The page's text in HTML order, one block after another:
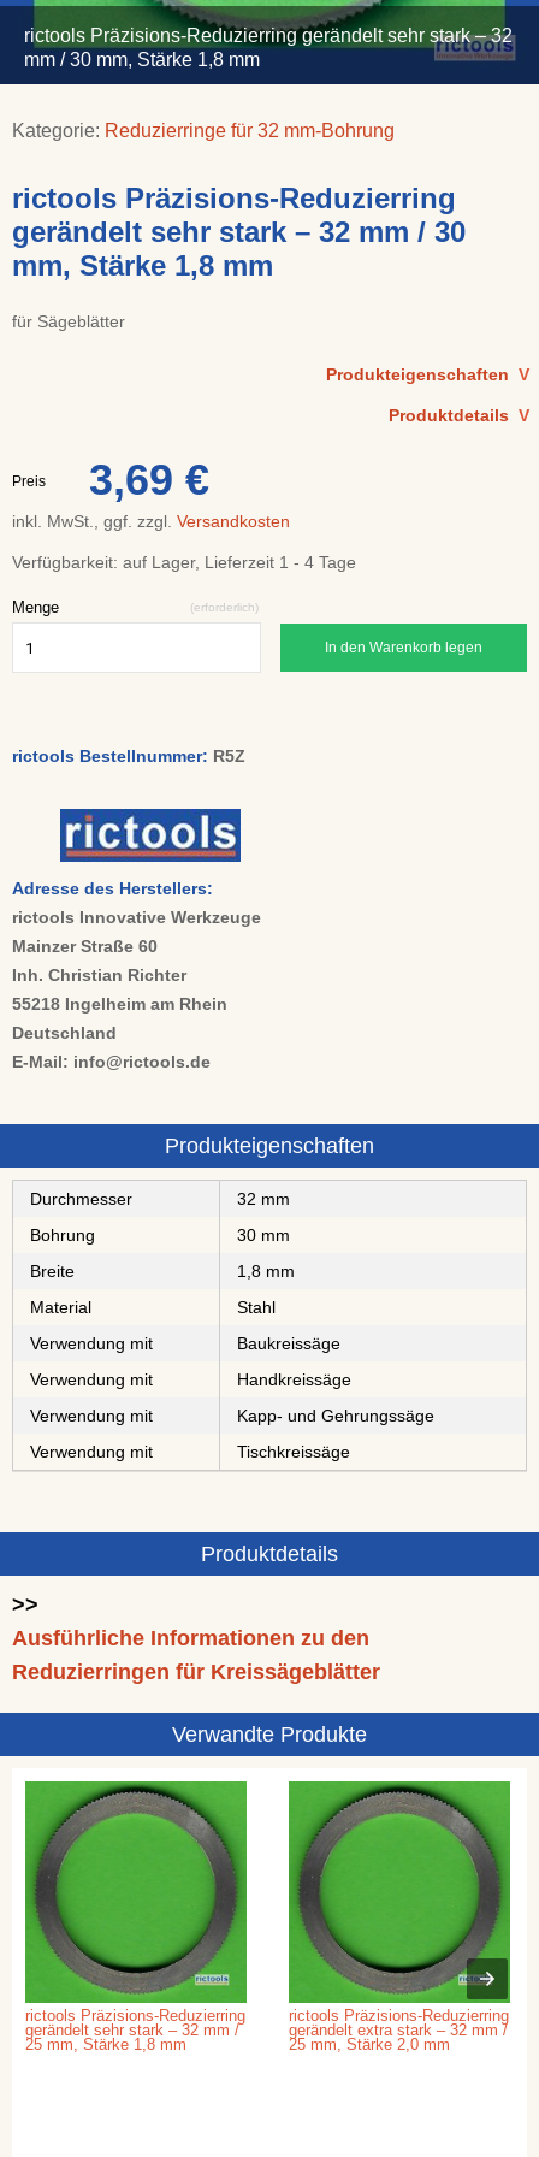
rictools Präzisions-Reduzierring gerändelt sehr stark – 32
mm / 30 mm, Stärke 1,8 mm
Kategorie: Reduzierringe für 32 mm-Bohrung
rictools Präzisions-Reduzierring
gerändelt sehr stark – 32 mm / 30
mm, Stärke 1,8 mm
für Sägeblätter
Produkteigenschaften V
Produktdetails V
Preis 3,69 €
inkl. MwSt., ggf. zzgl. Versandkosten
Verfügbarkeit: auf Lager, Lieferzeit 1 - 4 Tage
Menge (erforderlich)
In den Warenkorb legen
rictools Bestellnummer: R5Z
Adresse des Herstellers:
rictools Innovative Werkzeuge
Mainzer Straße 60
Inh. Christian Richter
55218 Ingelheim am Rhein
Deutschland
E-Mail: info@rictools.de
Produkteigenschaften
Durchmesser
32 mm
Bohrung
30 mm
Breite
1,8 mm
Material
Stahl
Verwendung mit
Baukreissäge
Verwendung mit
Handkreissäge
Verwendung mit
Kapp- und Gehrungssäge
Verwendung mit
Tischkreissäge
Produktdetails
>>
Ausführliche Informationen zu den
Reduzierringen für Kreissägeblätter
Verwandte Produkte
rictools Präzisions-Reduzierring
gerändelt sehr stark – 32 mm /
25 mm, Stärke 1,8 mm
rictools Präzisions-Reduzierring
gerändelt extra stark – 32 mm /
25 mm, Stärke 2,0 mm